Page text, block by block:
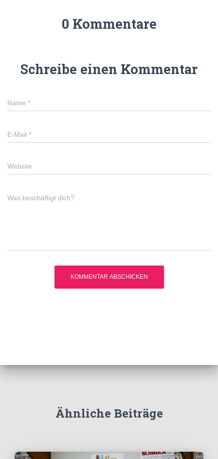
0 Kommentare
Schreibe einen Kommentar
Name *
E-Mail *
Website
Was beschäftigt dich?
Ähnliche Beiträge